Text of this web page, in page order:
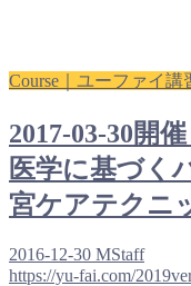
Course｜ユーファイ講
2017-03-30開
医学に基づく
宮ケアテクニ
2016-12-30 MStaff
https://yu-fai.com/